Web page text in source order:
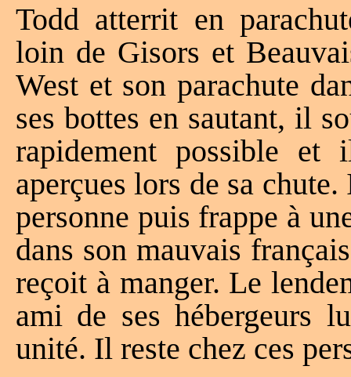
Todd atterrit en
loin de Gisors et
West et son parachute
ses bottes en sautant, il
rapidement possible
aperçues lors de sa
personne puis frappe à
dans son mauvais
reçoit à manger. Le
ami de ses hébergeurs
unité. Il reste chez ces